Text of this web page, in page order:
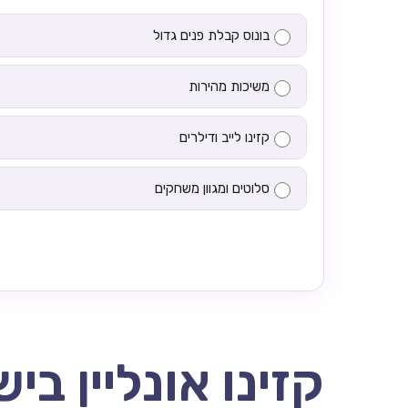
בונוס קבלת פנים גדול
משיכות מהירות
קזינו לייב ודילרים
סלוטים ומגוון משחקים
קזינו אונליין